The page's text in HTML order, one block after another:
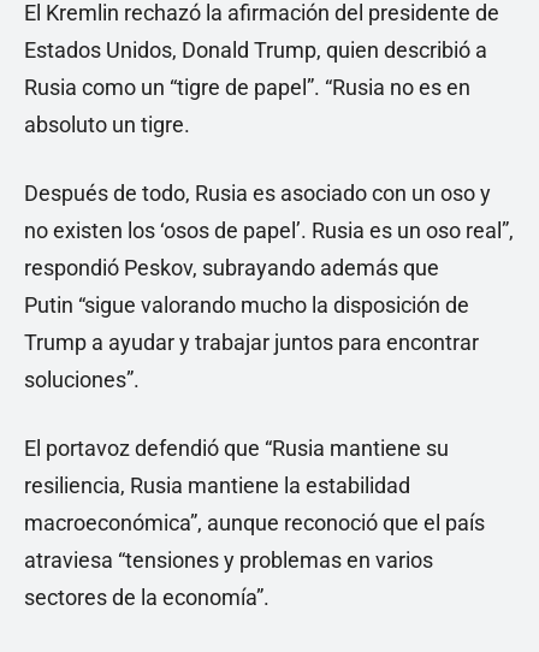
El Kremlin rechazó la afirmación del presidente de
Estados Unidos, Donald Trump, quien describió a
Rusia como un “tigre de papel”. “Rusia no es en
absoluto un tigre.
Después de todo, Rusia es asociado con un oso y
no existen los ‘osos de papel’. Rusia es un oso real”,
respondió Peskov, subrayando además que
Putin “sigue valorando mucho la disposición de
Trump a ayudar y trabajar juntos para encontrar
soluciones”.
El portavoz defendió que “Rusia mantiene su
resiliencia, Rusia mantiene la estabilidad
macroeconómica”, aunque reconoció que el país
atraviesa “tensiones y problemas en varios
sectores de la economía”.